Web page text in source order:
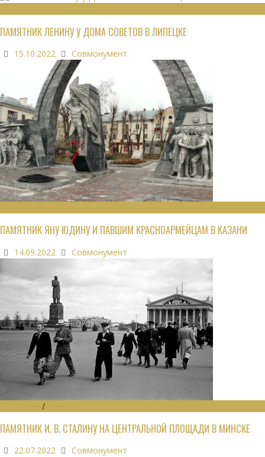
ПАМЯТНИК ЛЕНИНУ У ДОМА СОВЕТОВ В ЛИПЕЦКЕ
15.10.2022 Совмонумент
ПАМЯТНИК ЯНУ ЮДИНУ И ПАВШИМ КРАСНОАРМЕЙЦАМ В КАЗАНИ
14.09.2022 Совмонумент
/
ПАМЯТНИК И. В. СТАЛИНУ НА ЦЕНТРАЛЬНОЙ ПЛОЩАДИ В МИНСКЕ
22.07.2022 Совмонумент